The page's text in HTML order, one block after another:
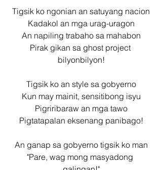
Tigsik ko ngonian an satuyang nacion
Kadakol an mga urag-uragon
An napiling trabaho sa mahabon
Pirak gikan sa ghost project
bilyonbilyon!
Tigsik ko an style sa gobyerno
Kun may mainit, sensitibong isyu
Pigriribaraw an mga tawo
Pigtatapalan eksenang panibago!
An ganap sa gobyerno tigsik ko man
"Pare, wag mong masyadong